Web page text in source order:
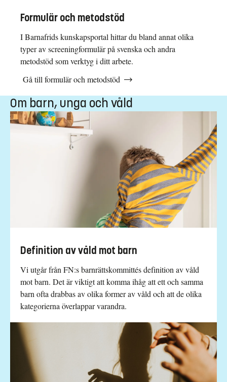
Formulär och metodstöd
I Barnafrids kunskapsportal hittar du bland annat olika
typer av screeningformulär på svenska och andra
metodstöd som verktyg i ditt arbete.
Gå till formulär och metodstöd
Om barn, unga och våld
Definition av våld mot barn
Vi utgår från FN:s barnrättskommittés definition av våld
mot barn. Det är viktigt att komma ihåg att ett och samma
barn ofta drabbas av olika former av våld och att de olika
kategorierna överlappar varandra.